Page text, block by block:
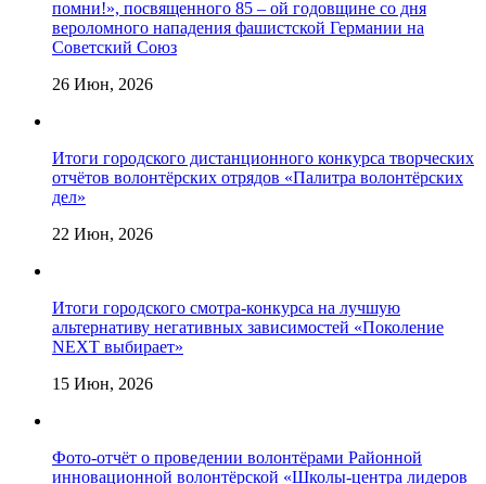
помни!», посвященного 85 – ой годовщине со дня
вероломного нападения фашистской Германии на
Советский Союз
26 Июн, 2026
Итоги городского дистанционного конкурса творческих
отчётов волонтёрских отрядов «Палитра волонтёрских
дел»
22 Июн, 2026
Итоги городского смотра-конкурса на лучшую
альтернативу негативных зависимостей «Поколение
NEXT выбирает»
15 Июн, 2026
Фото-отчёт о проведении волонтёрами Районной
инновационной волонтёрской «Школы-центра лидеров